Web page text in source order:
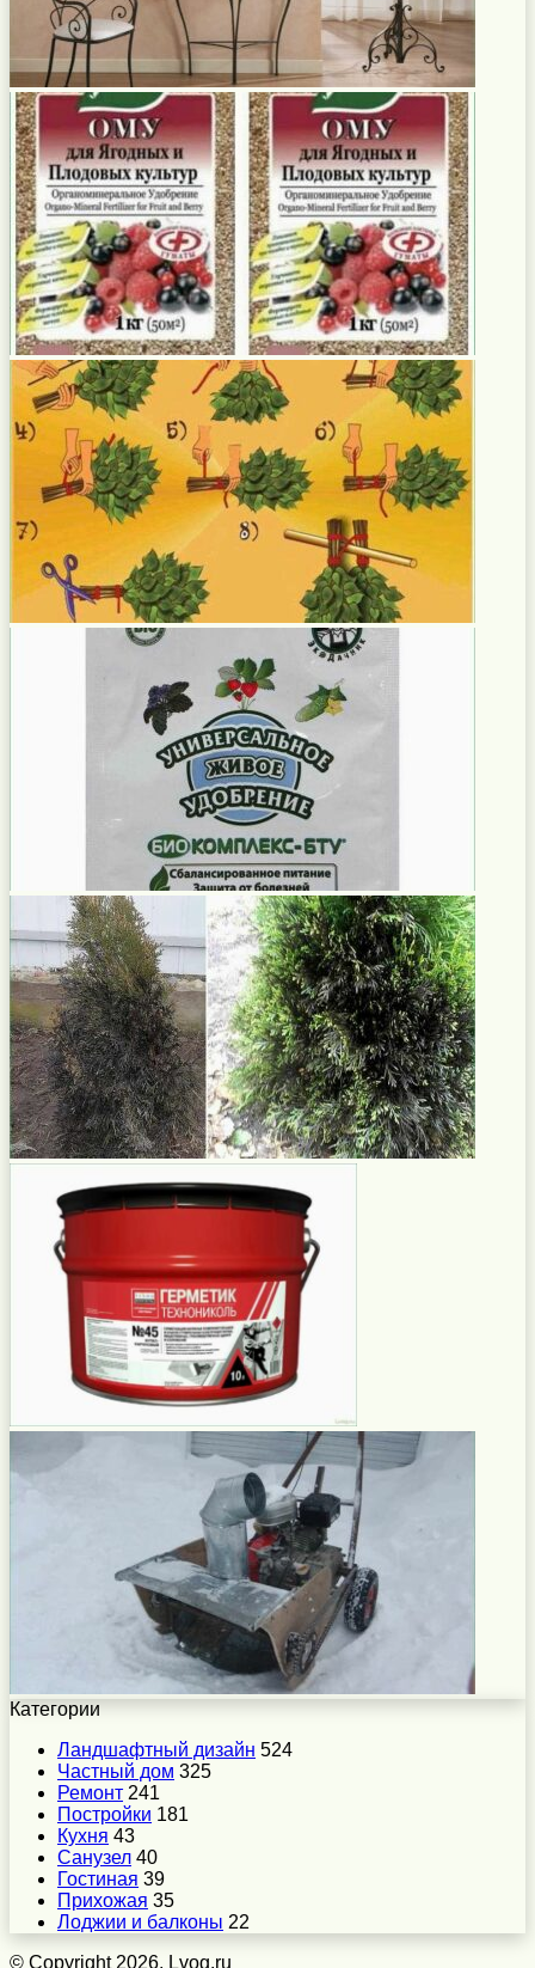
Категории
Ландшафтный дизайн 524
Частный дом 325
Ремонт 241
Постройки 181
Кухня 43
Санузел 40
Гостиная 39
Прихожая 35
Лоджии и балконы 22
© Copyright 2026, Lvog.ru